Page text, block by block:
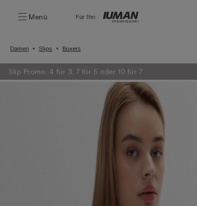
Menü Für Ihn:
Damen Slips Boxers
Slip Promo: 4 für 3, 7 für 5 oder 10 für 7